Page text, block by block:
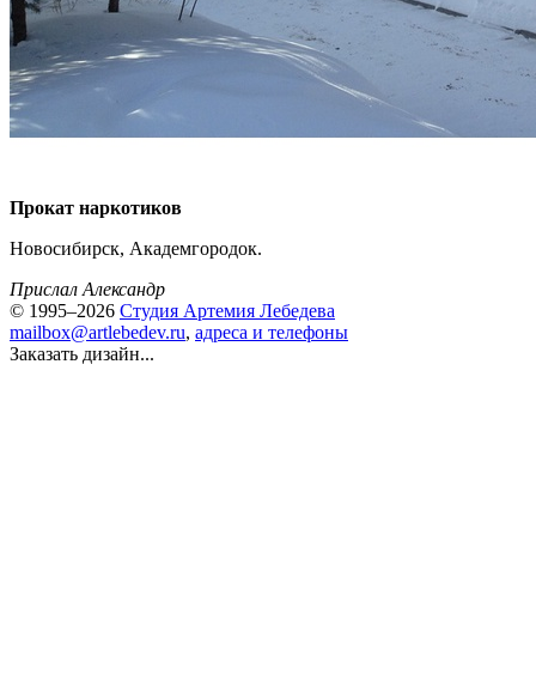
Прокат наркотиков
Новосибирск, Академгородок.
Прислал Александр
© 1995–2026 Студия Артемия Лебедева
mailbox@artlebedev.ru, адреса и телефоны
Заказать дизайн...